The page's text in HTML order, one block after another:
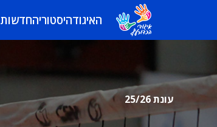
האיגודהיסטוריהחדשות
עונת 25/26